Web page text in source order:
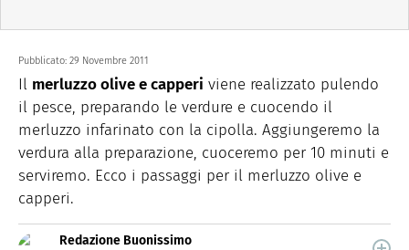
Pubblicato: 29 Novembre 2011
Il merluzzo olive e capperi viene realizzato pulendo
il pesce, preparando le verdure e cuocendo il
merluzzo infarinato con la cipolla. Aggiungeremo la
verdura alla preparazione, cuoceremo per 10 minuti e
serviremo. Ecco i passaggi per il merluzzo olive e
capperi.
Redazione Buonissimo